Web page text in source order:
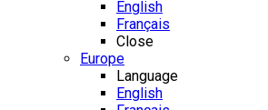
English
Français
Close
Europe
Language
English